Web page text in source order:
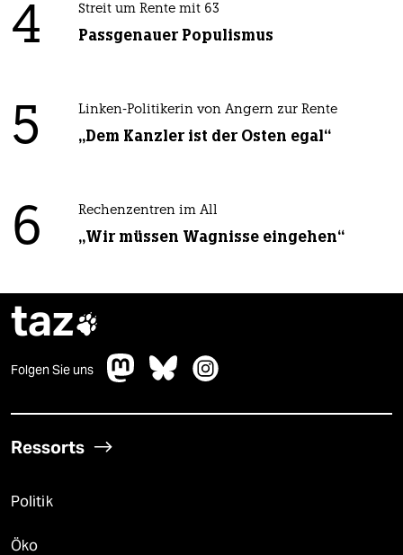
4 Streit um Rente mit 63
Passgenauer Populismus
5 Linken-Politikerin von Angern zur Rente
„Dem Kanzler ist der Osten egal“
6 Rechenzentren im All
„Wir müssen Wagnisse eingehen“
taz
Folgen Sie uns
Ressorts
Politik
Öko